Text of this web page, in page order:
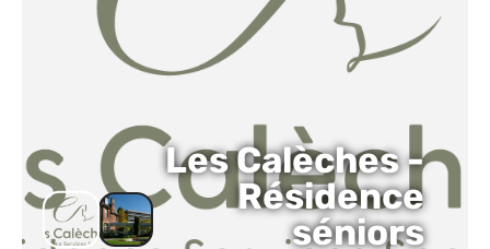
Les Calèches -
Résidence
séniors